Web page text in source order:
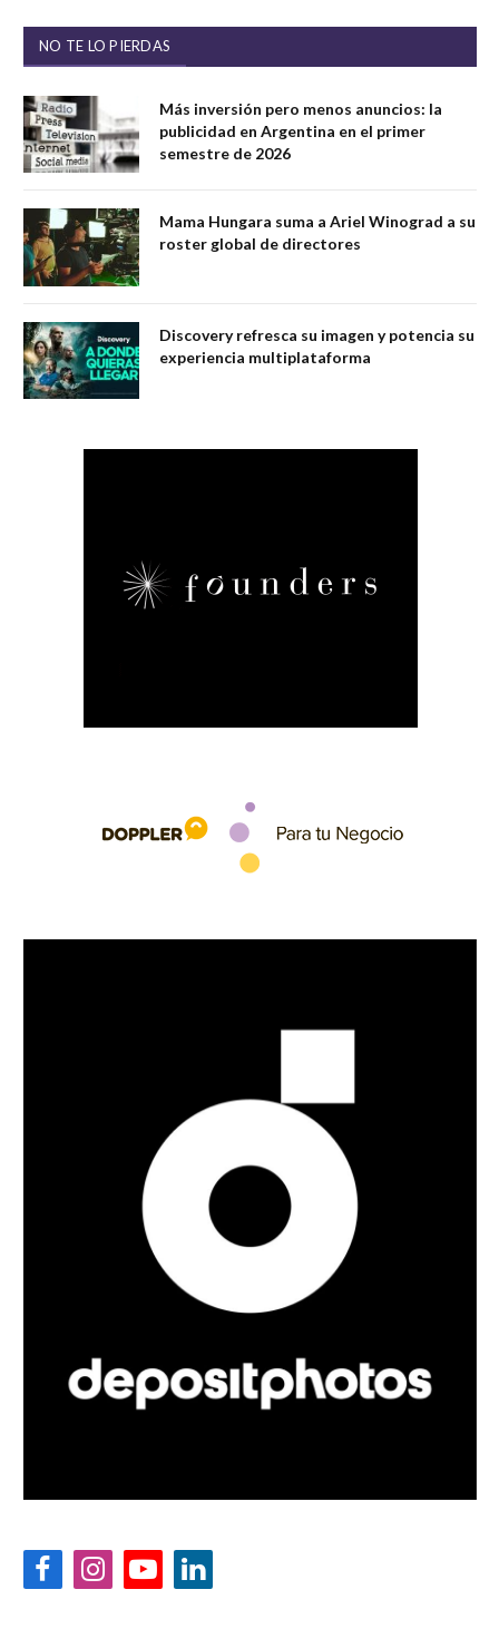
NO TE LO PIERDAS
Más inversión pero menos anuncios: la
publicidad en Argentina en el primer
semestre de 2026
Mama Hungara suma a Ariel Winograd a su
roster global de directores
Discovery refresca su imagen y potencia su
experiencia multiplataforma
FacebookInstagramYouTubeLinkedIn